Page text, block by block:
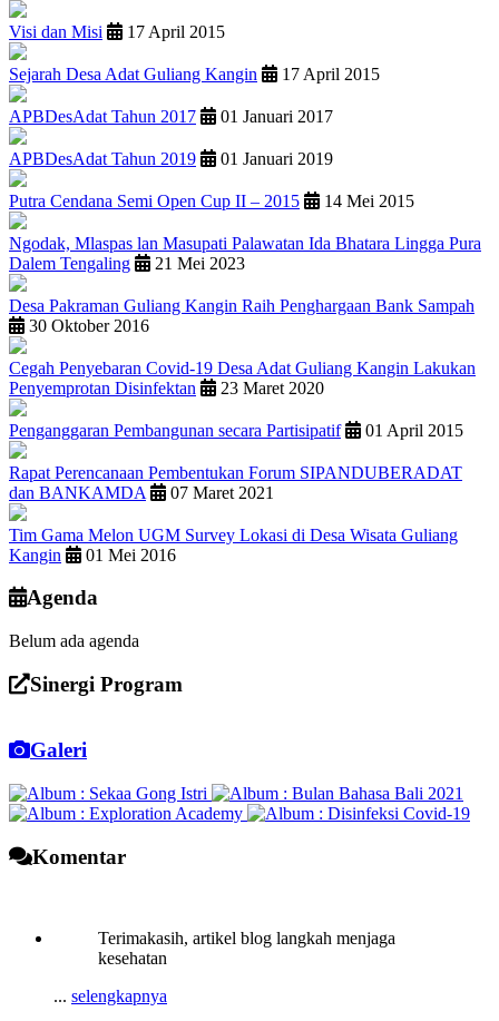
Visi dan Misi 17 April 2015
Sejarah Desa Adat Guliang Kangin 17 April 2015
APBDesAdat Tahun 2017 01 Januari 2017
APBDesAdat Tahun 2019 01 Januari 2019
Putra Cendana Semi Open Cup II – 2015 14 Mei 2015
Ngodak, Mlaspas lan Masupati Palawatan Ida Bhatara Lingga Pura
Dalem Tengaling
21 Mei 2023
Desa Pakraman Guliang Kangin Raih Penghargaan Bank Sampah
30 Oktober 2016
Cegah Penyebaran Covid-19 Desa Adat Guliang Kangin Lakukan
Penyemprotan Disinfektan
23 Maret 2020
Penganggaran Pembangunan secara Partisipatif 01 April 2015
Rapat Perencanaan Pembentukan Forum SIPANDUBERADAT
dan BANKAMDA
07 Maret 2021
Tim Gama Melon UGM Survey Lokasi di Desa Wisata Guliang
Kangin
01 Mei 2016
Agenda
Belum ada agenda
Sinergi Program
Galeri
Komentar
Terimakasih, artikel blog langkah menjaga
kesehatan
selengkapnya